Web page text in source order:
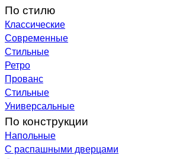
По стилю
Классические
Современные
Стильные
Ретро
Прованс
Стильные
Универсальные
По конструкции
Напольные
С распашными дверцами